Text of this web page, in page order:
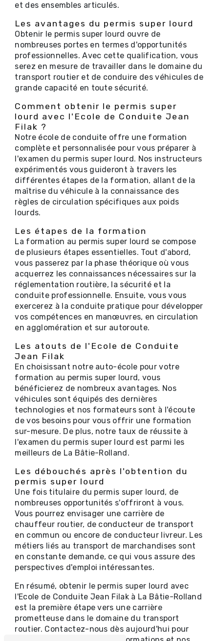
et des ensembles articulés.
Les avantages du permis super lourd
Obtenir le permis super lourd ouvre de
nombreuses portes en termes d'opportunités
professionnelles. Avec cette qualification, vous
serez en mesure de travailler dans le domaine du
transport routier et de conduire des véhicules de
grande capacité en toute sécurité.
Comment obtenir le permis super
lourd avec l'Ecole de Conduite Jean
Filak ?
Notre école de conduite offre une formation
complète et personnalisée pour vous préparer à
l'examen du permis super lourd. Nos instructeurs
expérimentés vous guideront à travers les
différentes étapes de la formation, allant de la
maîtrise du véhicule à la connaissance des
règles de circulation spécifiques aux poids
lourds.
Les étapes de la formation
La formation au permis super lourd se compose
de plusieurs étapes essentielles. Tout d'abord,
vous passerez par la phase théorique où vous
acquerrez les connaissances nécessaires sur la
réglementation routière, la sécurité et la
conduite professionnelle. Ensuite, vous vous
exercerez à la conduite pratique pour développer
vos compétences en manœuvres, en circulation
en agglomération et sur autoroute.
Les atouts de l'Ecole de Conduite
Jean Filak
En choisissant notre auto-école pour votre
formation au permis super lourd, vous
bénéficierez de nombreux avantages. Nos
véhicules sont équipés des dernières
technologies et nos formateurs sont à l'écoute
de vos besoins pour vous offrir une formation
sur-mesure. De plus, notre taux de réussite à
l'examen du permis super lourd est parmi les
meilleurs de La Bâtie-Rolland.
Les débouchés après l'obtention du
permis super lourd
Une fois titulaire du permis super lourd, de
nombreuses opportunités s'offriront à vous.
Vous pourrez envisager une carrière de
chauffeur routier, de conducteur de transport
en commun ou encore de conducteur livreur. Les
métiers liés au transport de marchandises sont
en constante demande, ce qui vous assure des
perspectives d'emploi intéressantes.
En résumé, obtenir le permis super lourd avec
l'Ecole de Conduite Jean Filak à La Bâtie-Rolland
est la première étape vers une carrière
prometteuse dans le domaine du transport
routier. Contactez-nous dès aujourd'hui pour